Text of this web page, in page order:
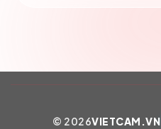
© 2026VIETCAM.VN